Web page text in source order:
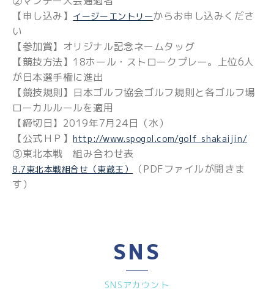
【申し込み】 イージーエントリーからお申し込みくださ
い
【参加賞】オリジナル記念ネームタッグ
【競技方法】18ホール・ストロークプレー。上位6人
が日本選手権に進出
【競技規則】日本ゴルフ協会ゴルフ規則と各ゴルフ場
ローカルルールを適用
【締切日】2019年7月24日（水）
【公式ＨＰ】http://www.spogol.com/golf_shakaijin/
③東北本戦 組み合わせ表
8.7東北本戦組合せ（東蔵王）
（PDFファイルが開きま
す）
SNS
SNSアカウント